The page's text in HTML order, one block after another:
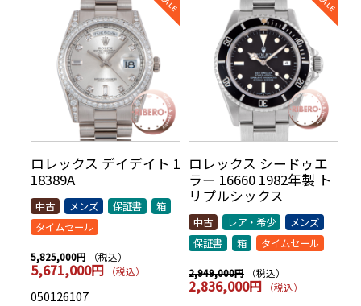
ロレックス デイデイト 1
18389A
中古 メンズ 保証書
箱
タイムセール
5,825,000円 （税込）
5,671,000円 （税込）
050126107
ロレックス シードゥエ
ラー 16660 1982年製 ト
リプルシックス
中古 レア・希少
メンズ
保証書
箱 タイムセール
2,949,000円 （税込）
2,836,000円 （税込）